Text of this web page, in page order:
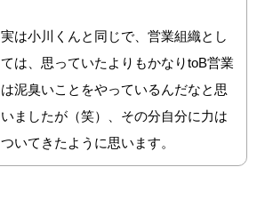
実は小川くんと同じで、営業組織とし
ては、思っていたよりもかなりtoB営業
は泥臭いことをやっているんだなと思
いましたが（笑）、その分自分に力は
ついてきたように思います。